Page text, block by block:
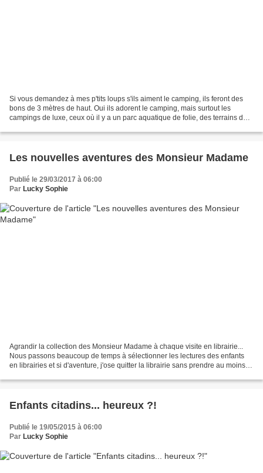
Si vous demandez à mes p'tits loups s'ils aiment le camping, ils feront des
bons de 3 mètres de haut. Oui ils adorent le camping, mais surtout les
campings de luxe, ceux où il y a un parc aquatique de folie, des terrains de
Les nouvelles aventures des Monsieur Madame
Publié le 29/03/2017 à 06:00
Par Lucky Sophie
Agrandir la collection des Monsieur Madame à chaque visite en librairie...
Nous passons beaucoup de temps à sélectionner les lectures des enfants
en librairies et si d'aventure, j'ose quitter la librairie sans prendre au moins
Enfants citadins... heureux ?!
Publié le 19/05/2015 à 06:00
Par Lucky Sophie